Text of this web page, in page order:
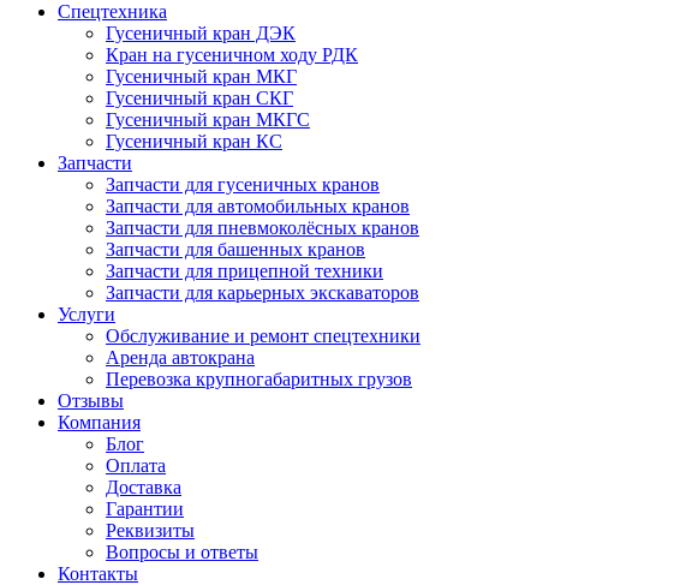
Спецтехника
Гусеничный кран ДЭК
Кран на гусеничном ходу РДК
Гусеничный кран МКГ
Гусеничный кран СКГ
Гусеничный кран МКГС
Гусеничный кран КС
Запчасти
Запчасти для гусеничных кранов
Запчасти для автомобильных кранов
Запчасти для пневмоколёсных кранов
Запчасти для башенных кранов
Запчасти для прицепной техники
Запчасти для карьерных экскаваторов
Услуги
Обслуживание и ремонт спецтехники
Аренда автокрана
Перевозка крупногабаритных грузов
Отзывы
Компания
Блог
Оплата
Доставка
Гарантии
Реквизиты
Вопросы и ответы
Контакты